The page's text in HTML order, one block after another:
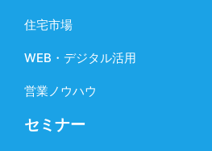
住宅市場
WEB・デジタル活用
営業ノウハウ
セミナー